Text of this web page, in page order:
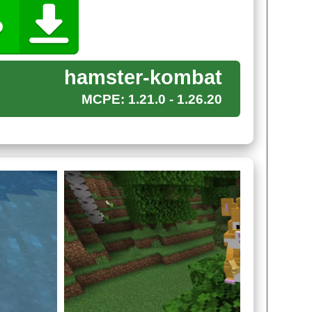
для Майнкрафт ПЕ Стиву стоит
запас здоровья, и будет
не собирается атаковать Стива.
Minecraft PE получит свою награду, он сможет
самый разный , начиная от золотых слитков,
бронёй.
hamster-kombat
MCPE: 1.21.0 - 1.26.20